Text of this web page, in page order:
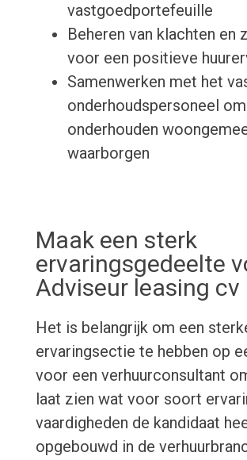
vastgoedportefeuille
Beheren van klachten en
voor een positieve
Samenwerken met het
onderhoudspersoneel
onderhouden
waarborgen
Maak een sterk
ervaringsgedeelte
Adviseur leasing cv
Het is belangrijk om een
ervaringsectie te hebben op
voor een verhuurconsultant
laat zien wat voor soort
vaardigheden de kandidaat
opgebouwd in de